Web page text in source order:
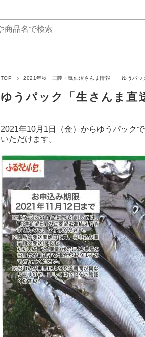
TOP 2021年秋 三陸・気仙沼さんま情報 ゆうパッ
ゆうパック「生さんま直
2021年10月1日（金）からゆうパック
いただけます。